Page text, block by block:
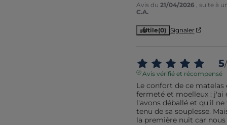
Avis du 21/04/2026
, suite à
C.A.
Utile(0) Signaler
5/
Avis vérifié et récompensé
Le confort de ce
fermeté et moelleux : j'ai
l'avons déballé et qu'il
tenu de sa souplesse.
la première nuit car